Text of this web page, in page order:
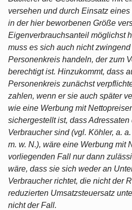
versehen und durch Einsatz
in der hier beworbenen Größe
Eigenverbrauchsanteil möglichst
muss es sich auch nicht
Personenkreis handeln, der zum
berechtigt ist. Hinzukommt, dass
Personenkreis zunächst
zahlen, wenn er sie auch später
wie eine Werbung mit
sichergestellt ist, dass
Verbraucher sind (vgl. Köhler, a.
m. w. N.), wäre eine Werbung mit
vorliegenden Fall nur dann
wäre, dass sie sich weder an
Verbraucher richtet, die nicht der
reduzierten Umsatzsteuersatz
nicht der Fall.